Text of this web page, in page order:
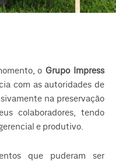
o Grupo Impress
com as autoridades de
na preservação
colaboradores, tendo
e produtivo.
que puderam ser